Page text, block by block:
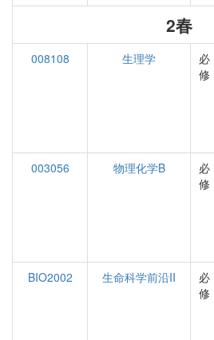
2春
008108 生理学
必
修
003056
物理化学B
必
修
BIO2002
生命科学前沿II
必
修